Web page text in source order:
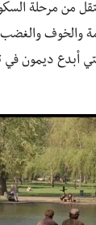
من مرحلة
والخوف
أبدع ديمون